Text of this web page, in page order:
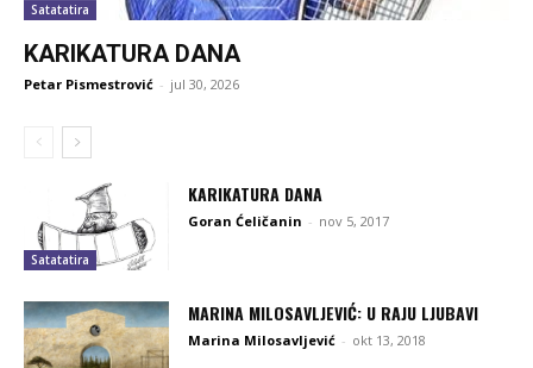
Satatatira
KARIKATURA DANA
Petar Pismestrović - jul 30, 2026
Satatatira
KARIKATURA DANA
Goran Ćeličanin - nov 5, 2017
MARINA MILOSAVLJEVIĆ: U RAJU LJUBAVI
Marina Milosavljević - okt 13, 2018